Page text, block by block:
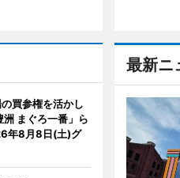
最新ニ
買参権を活かし
まぐろ一番」ら
年8月8日(土)グ